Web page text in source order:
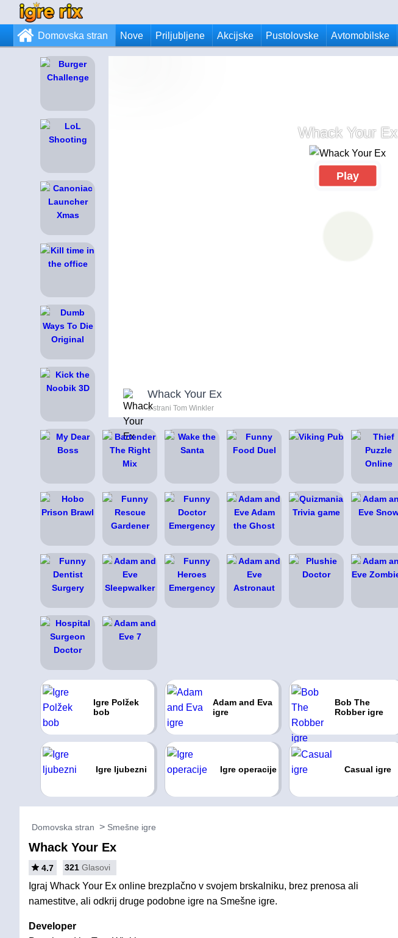
Domovska stran Nove Priljubljene Akcijske Pustolovske Avtomobilske
Whack Your Ex
Play
Whack Your Ex
s strani Tom Winkler
Igre Polžek
bob
Adam and Eva
igre
Bob The
Robber igre
Igre ljubezni Igre operacije Casual igre
Domovska stran Smešne igre
Whack Your Ex
4.7 321 Glasovi
Igraj Whack Your Ex online brezplačno v svojem brskalniku, brez prenosa ali
namestitve, ali odkrij druge podobne igre na Smešne igre.
Developer